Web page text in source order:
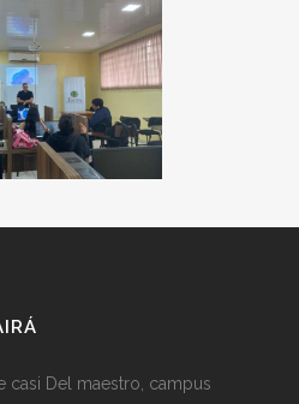
casi Del maestro, campus